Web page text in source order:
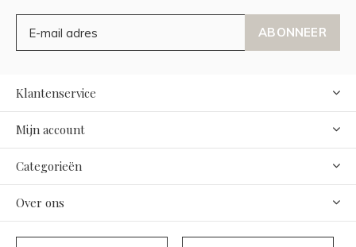
ABONNEER
Klantenservice
Mijn account
Categorieën
Over ons